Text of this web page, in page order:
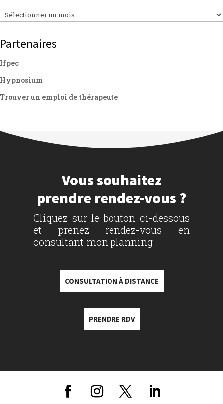
Archives
Partenaires
Ifpec
Hypnosium
Trouver un emploi de thérapeute
Vous souhaitez
prendre rendez-vous ?
Cliquez sur le bouton ci-dessous
et prenez rendez-vous en
consultant mon planning
CONSULTATION À DISTANCE
PRENDRE RDV